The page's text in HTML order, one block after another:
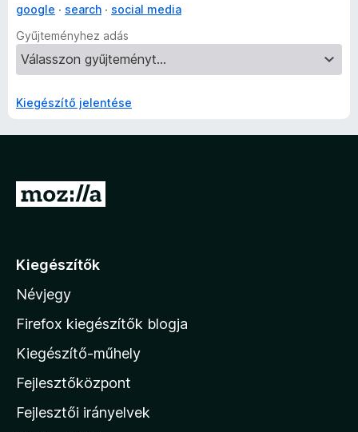
google
search
social media
Gyűjteményhez adás
Kiegészítő jelentése
U
á
a
M
z
i
l
Kiegészítők
Névjegy
Firefox kiegészítők blogja
Kiegészítő-műhely
Fejlesztőközpont
Fejlesztői irányelvek